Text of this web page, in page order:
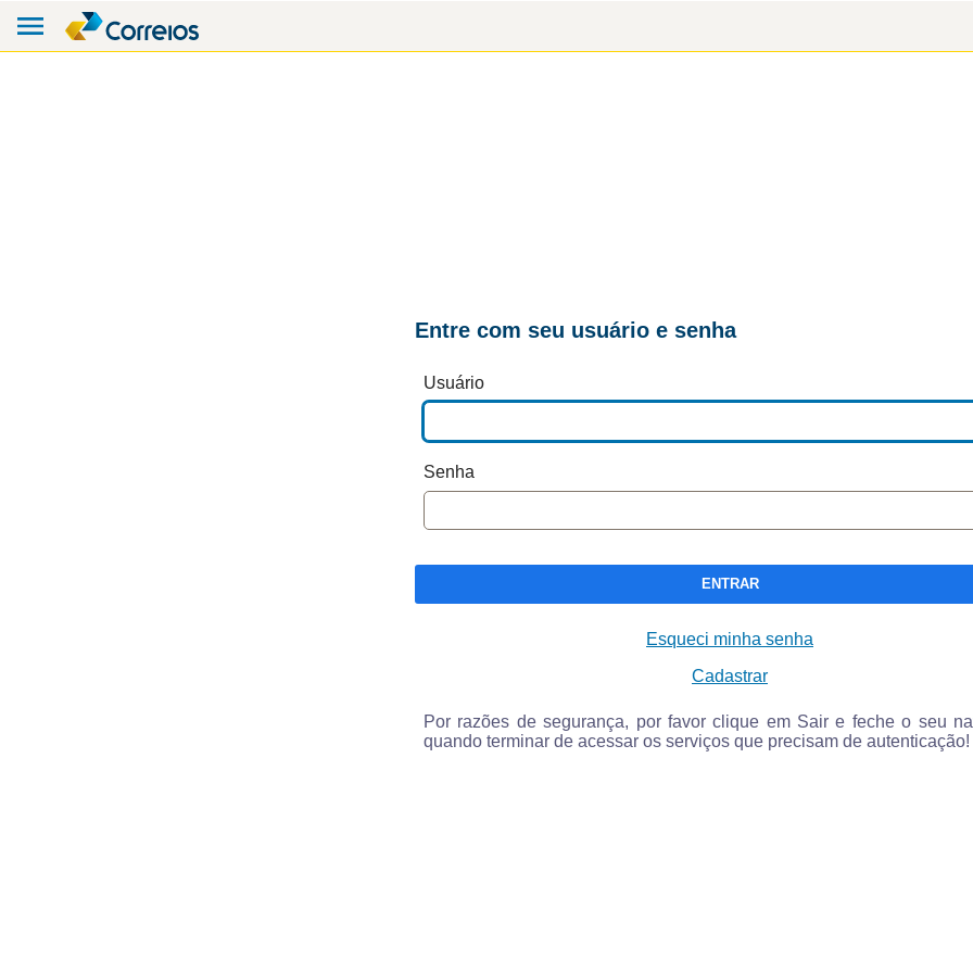
Entre com seu usuário e senha
Usuário
Senha
ENTRAR
Esqueci minha senha
Cadastrar
Por razões de segurança, por favor clique em Sair e feche o seu
quando terminar de acessar os serviços que precisam de autenticação!